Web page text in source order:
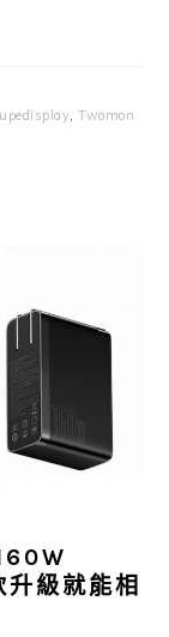
,Twomon
級就能相